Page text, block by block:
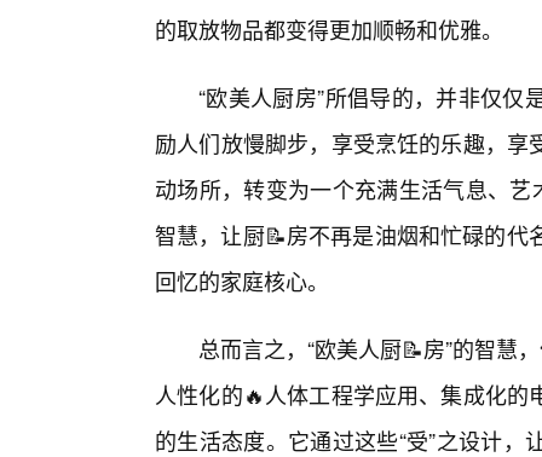
的取放物品都变得更加顺畅和优雅。
“欧美人厨房”所倡导的，并非仅
励人们放慢脚步，享受烹饪的乐趣，
动场所，转变为一个充满生活气息、
智慧，让厨📝房不再是油烟和忙碌的
回忆的家庭核心。
总而言之，“欧美人厨📝房”的智慧
人性化的🔥人体工程学应用、集成化
的生活态度。它通过这些“受”之设计